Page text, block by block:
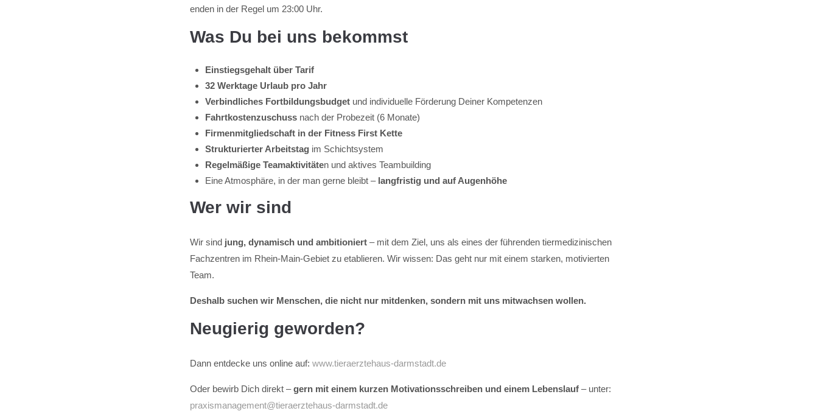
enden in der Regel um 23:00 Uhr.
Was Du bei uns bekommst
Einstiegsgehalt über Tarif
32 Werktage Urlaub pro Jahr
Verbindliches Fortbildungsbudget und individuelle Förderung Deiner Kompetenzen
Fahrtkostenzuschuss nach der Probezeit (6 Monate)
Firmenmitgliedschaft in der Fitness First Kette
Strukturierter Arbeitstag im Schichtsystem
Regelmäßige Teamaktivitäten und aktives Teambuilding
Eine Atmosphäre, in der man gerne bleibt – langfristig und auf Augenhöhe
Wer wir sind
Wir sind jung, dynamisch und ambitioniert – mit dem Ziel, uns als eines der führenden tiermedizinischen
Fachzentren im Rhein-Main-Gebiet zu etablieren. Wir wissen: Das geht nur mit einem starken, motivierten
Team.
Deshalb suchen wir Menschen, die nicht nur mitdenken, sondern mit uns mitwachsen wollen.
Neugierig geworden?
Dann entdecke uns online auf: www.tieraerztehaus-darmstadt.de
Oder bewirb Dich direkt –gern mit einem kurzen Motivationsschreiben und einem Lebenslauf – unter:
praxismanagement@tieraerztehaus-darmstadt.de